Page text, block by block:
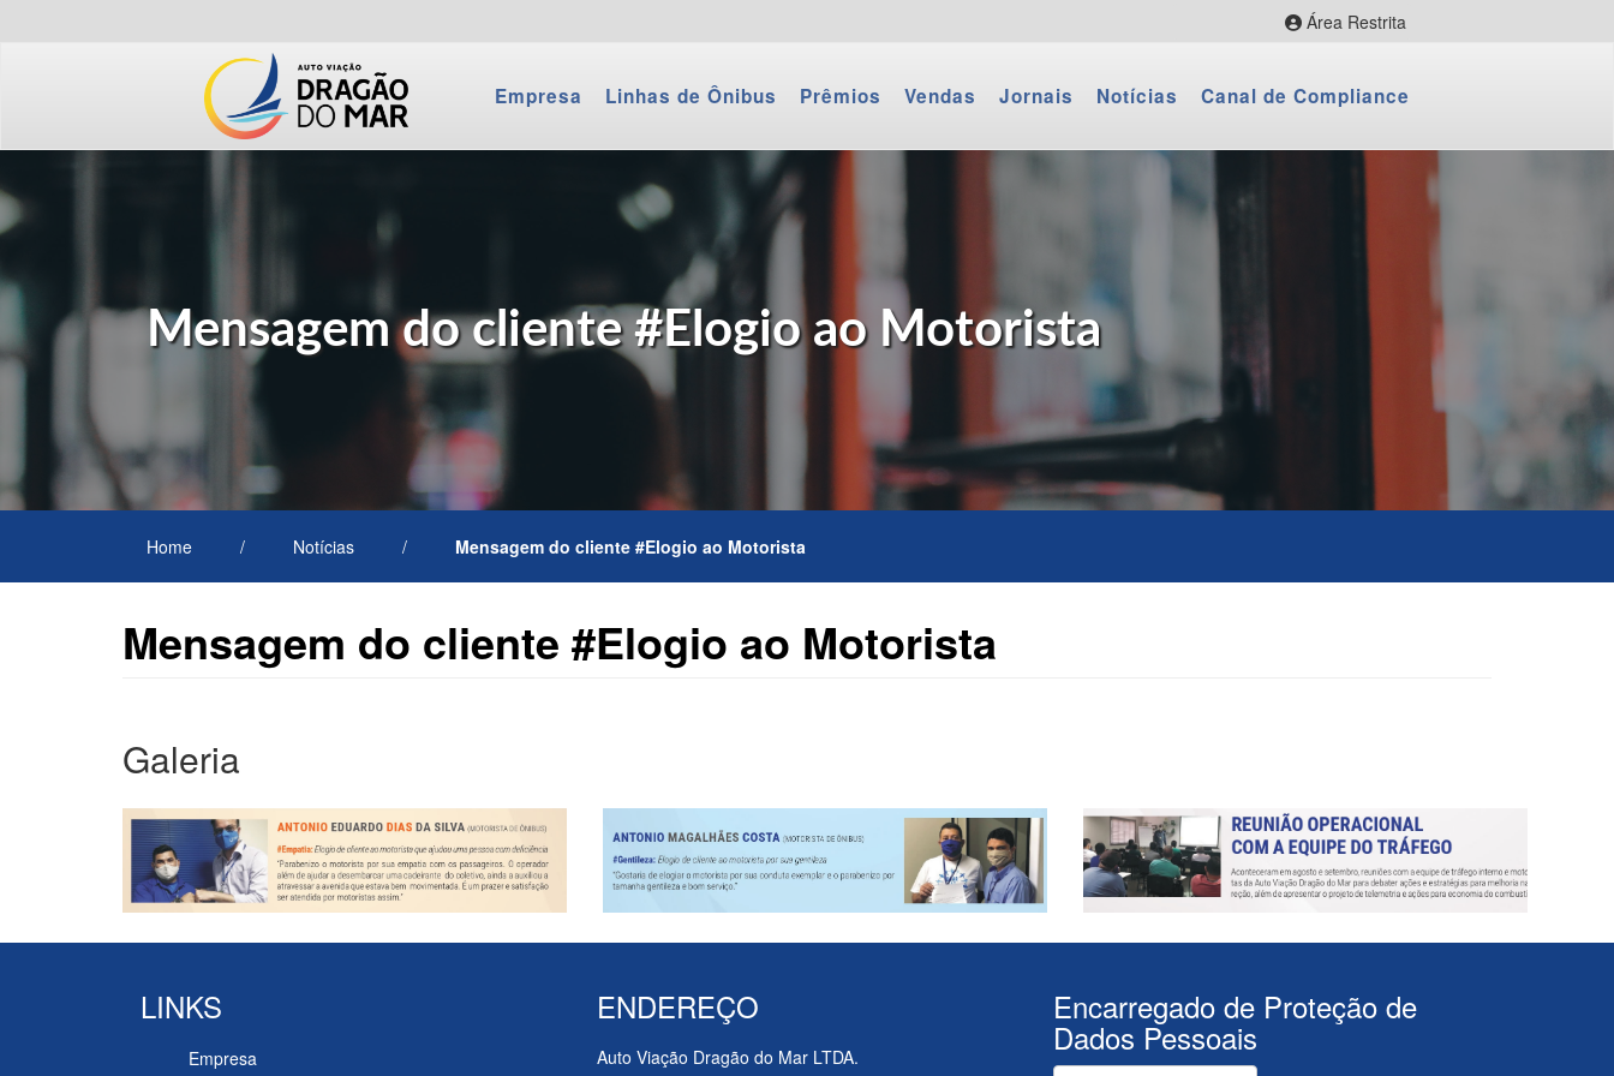
Área Restrita
CityBus Combustível
Empresa Linhas de Ônibus Prêmios Vendas Jornais Notícias Canal de Compliance
Mensagem do cliente #Elogio ao Motorista
Home / Notícias / Mensagem do cliente #Elogio ao Motorista
Mensagem do cliente #Elogio ao Motorista
Galeria
LINKS
Empresa
ENDEREÇO
Auto Viação Dragão do Mar LTDA.
Encarregado de Proteção de
Dados Pessoais